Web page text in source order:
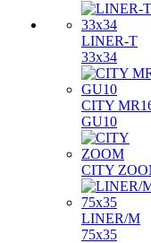
LINER-T
33x34
CITY
GU10
CITY
LINER/M
75х35